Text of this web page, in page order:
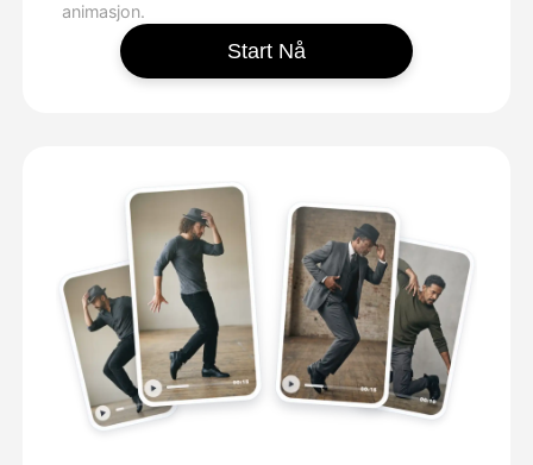
animasjon.
Start Nå